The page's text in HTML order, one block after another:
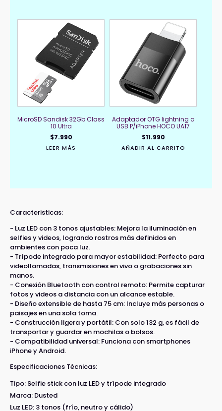
MicroSD Sandisk 32Gb Class
10 Ultra
$7.990
LEER MÁS
Adaptador OTG lightning a
USB P/iPhone HOCO UA17
$11.990
AÑADIR AL CARRITO
Caracteristicas:
- Luz LED con 3 tonos ajustables: Mejora la iluminación en
selfies y videos, logrando rostros más definidos en
ambientes con poca luz.
- Trípode integrado para mayor estabilidad: Perfecto para
videollamadas, transmisiones en vivo o grabaciones sin
manos.
- Conexión Bluetooth con control remoto: Permite capturar
fotos y videos a distancia con un alcance estable.
- Diseño extensible de hasta 75 cm: Incluye más personas o
paisajes en una sola toma.
- Construcción ligera y portátil: Con solo 132 g, es fácil de
transportar y guardar en mochilas o bolsos.
- Compatibilidad universal: Funciona con smartphones
iPhone y Android.
Especificaciones Técnicas:
Tipo: Selfie stick con luz LED y trípode integrado
Marca: Dusted
Luz LED: 3 tonos (frío, neutro y cálido)